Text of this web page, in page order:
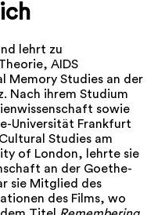
lehrt zu
AIDS
Memory Studies an der
Nach ihrem Studium
sowie
Universität Frankfurt
Studies am
of London, lehrte sie
an der Goethe-
sie Mitglied des
des Films, wo